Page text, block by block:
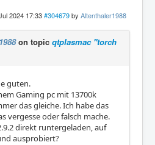
2024 17:33 #304679 by Altenthaler1988
on topic qtplasmac "torch
guten.
Gaming pc mit 13700k
das gleiche. Ich habe das
vergesse oder falsch mache.
direkt runtergeladen, auf
ausprobiert?